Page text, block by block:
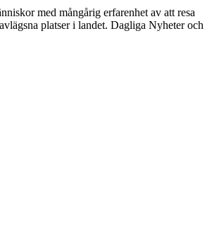
med mångårig erfarenhet av att resa
platser i landet. Dagliga Nyheter och